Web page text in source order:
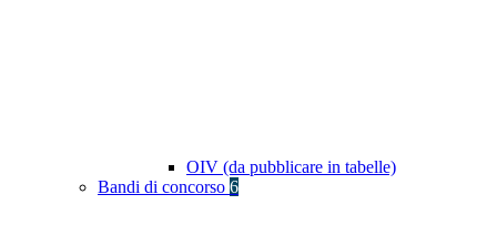
OIV (da pubblicare in tabelle)
Bandi di concorso 6